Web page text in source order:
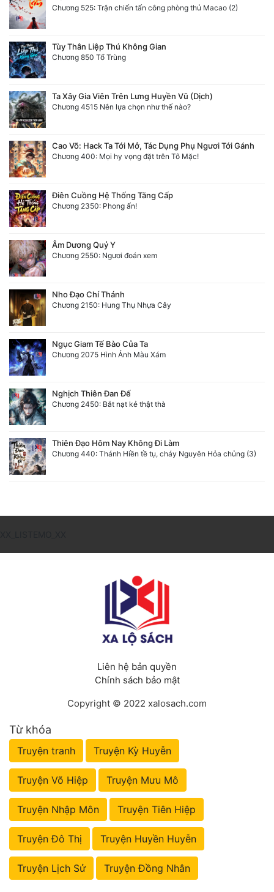
Chương 525: Trận chiến tấn công phòng thủ Macao (2)
Tùy Thân Liệp Thú Không Gian
Chương 850 Tổ Trùng
Ta Xây Gia Viên Trên Lưng Huyền Vũ (Dịch)
Chương 4515 Nên lựa chọn như thế nào?
Cao Võ: Hack Ta Tới Mở, Tác Dụng Phụ Ngươi Tới Gánh
Chương 400: Mọi hy vọng đặt trên Tô Mặc!
Điên Cuồng Hệ Thống Tăng Cấp
Chương 2350: Phong ấn!
Âm Dương Quỷ Y
Chương 2550: Ngươi đoán xem
Nho Đạo Chí Thánh
Chương 2150: Hung Thụ Nhựa Cây
Ngục Giam Tế Bào Của Ta
Chương 2075 Hình Ảnh Màu Xám
Nghịch Thiên Đan Đế
Chương 2450: Bắt nạt kẻ thật thà
Thiên Đạo Hôm Nay Không Đi Làm
Chương 440: Thánh Hiền tề tụ, cháy Nguyên Hỏa chủng (3)
Liên hệ bản quyền
Chính sách bảo mật
Copyright © 2022 xalosach.com
Từ khóa
Truyện tranh Truyện Kỳ Huyễn
Truyện Võ Hiệp Truyện Mưu Mô
Truyện Nhập Môn Truyện Tiên Hiệp
Truyện Đô Thị Truyện Huyền Huyễn
Truyện Lịch Sử Truyện Đồng Nhân